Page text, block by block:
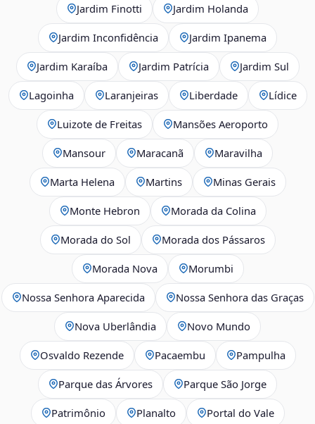
Jardim Finotti Jardim Holanda
Jardim Inconfidência Jardim Ipanema
Jardim Karaíba Jardim Patrícia Jardim Sul
Lagoinha Laranjeiras Liberdade Lídice
Luizote de Freitas Mansões Aeroporto
Mansour Maracanã Maravilha
Marta Helena Martins Minas Gerais
Monte Hebron Morada da Colina
Morada do Sol Morada dos Pássaros
Morada Nova Morumbi
Nossa Senhora Aparecida Nossa Senhora das Graças
Nova Uberlândia Novo Mundo
Osvaldo Rezende Pacaembu Pampulha
Parque das Árvores Parque São Jorge
Patrimônio Planalto Portal do Vale